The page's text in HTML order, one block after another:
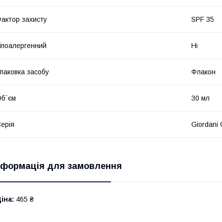
захисту SPF 35
Ні
засобу Флакон
30 мл
Giordani
для замовлення
465 ₴